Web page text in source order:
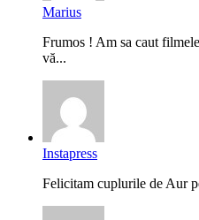
Marius
Frumos ! Am sa caut
vă...
Instapress
Felicitam cuplurile de Aur